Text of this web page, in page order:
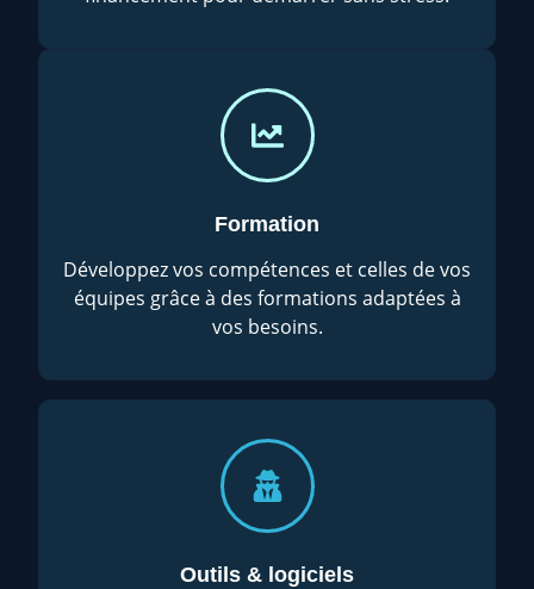
Formation
Développez vos compétences et celles de vos
équipes grâce à des formations adaptées à
vos besoins.
Outils & logiciels